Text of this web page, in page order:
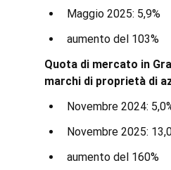
Maggio 2025: 5,9%
aumento del 103%
Quota di mercato in
marchi di proprietà di
Novembre 2024:
Novembre 2025:
aumento del 160%